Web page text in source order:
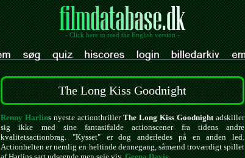
- Click here to read the English version -
The Long Kiss Goodnight
Renny Harlins nyeste actionthrillerThe Long Kiss Goodnightadskiller
sig ikke med sine fantasifulde actionscener fra tidens andre
kvalitetsactionbrag. "Kysset" er dog anderledes på en anden led.
Actionhelten er nemlig en heltinde dennegang, såmænd troværdigt spillet